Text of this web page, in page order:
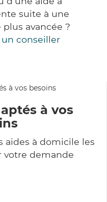
suite à une
avancée ?
conseiller
à vos
aides à domicile les
votre demande